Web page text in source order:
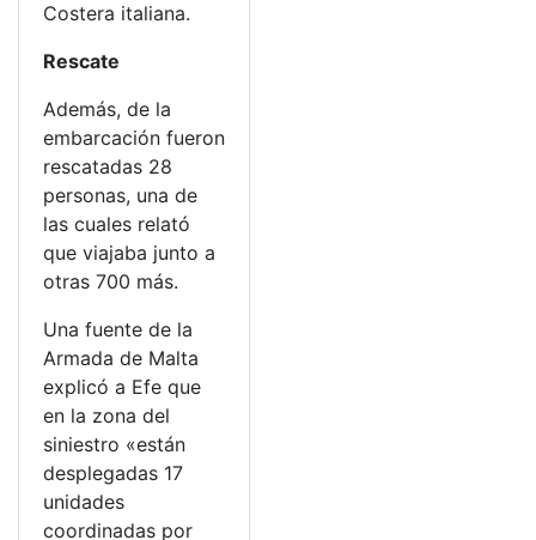
Costera italiana.
Rescate
Además, de la
embarcación fueron
rescatadas 28
personas, una de
las cuales relató
que viajaba junto a
otras 700 más.
Una fuente de la
Armada de Malta
explicó a Efe que
en la zona del
siniestro «están
desplegadas 17
unidades
coordinadas por